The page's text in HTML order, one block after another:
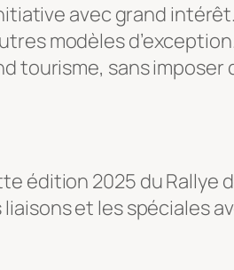
avec grand
modèles
tourisme, sans
édition 2025 du Rallye
et les spéciales